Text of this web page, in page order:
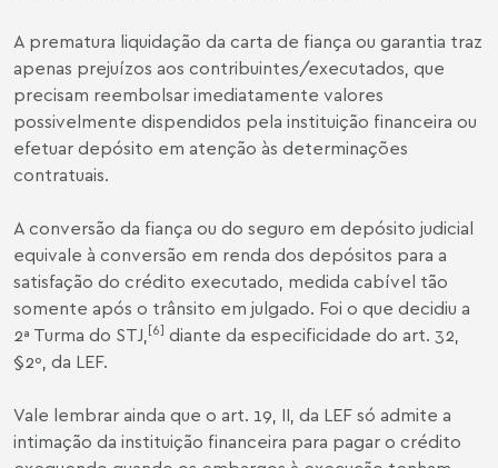
A prematura liquidação da carta de fiança ou garantia traz
apenas prejuízos aos contribuintes/executados, que
precisam reembolsar imediatamente valores
possivelmente dispendidos pela instituição financeira ou
efetuar depósito em atenção às determinações
contratuais.
A conversão da fiança ou do seguro em depósito judicial
equivale à conversão em renda dos depósitos para a
satisfação do crédito executado, medida cabível tão
somente após o trânsito em julgado. Foi o que decidiu a
2ª Turma do STJ, [6] diante da especificidade do art. 32,
§2º, da LEF.
Vale lembrar ainda que o art. 19, II, da LEF só admite a
intimação da instituição financeira para pagar o crédito